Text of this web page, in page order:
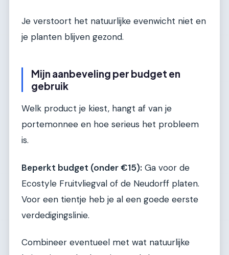
Je verstoort het natuurlijke evenwicht niet en
je planten blijven gezond.
Mijn aanbeveling per budget en
gebruik
Welk product je kiest, hangt af van je
portemonnee en hoe serieus het probleem
is.
Beperkt budget (onder €15): Ga voor de
Ecostyle Fruitvliegval of de Neudorff platen.
Voor een tientje heb je al een goede eerste
verdedigingslinie.
Combineer eventueel met wat natuurlijke